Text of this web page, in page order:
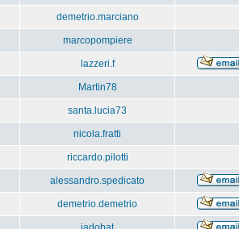
demetrio.marciano
marcopompiere
lazzeri.f
Martin78
santa.lucia73
nicola.fratti
riccardo.pilotti
alessandro.spedicato
demetrio.demetrio